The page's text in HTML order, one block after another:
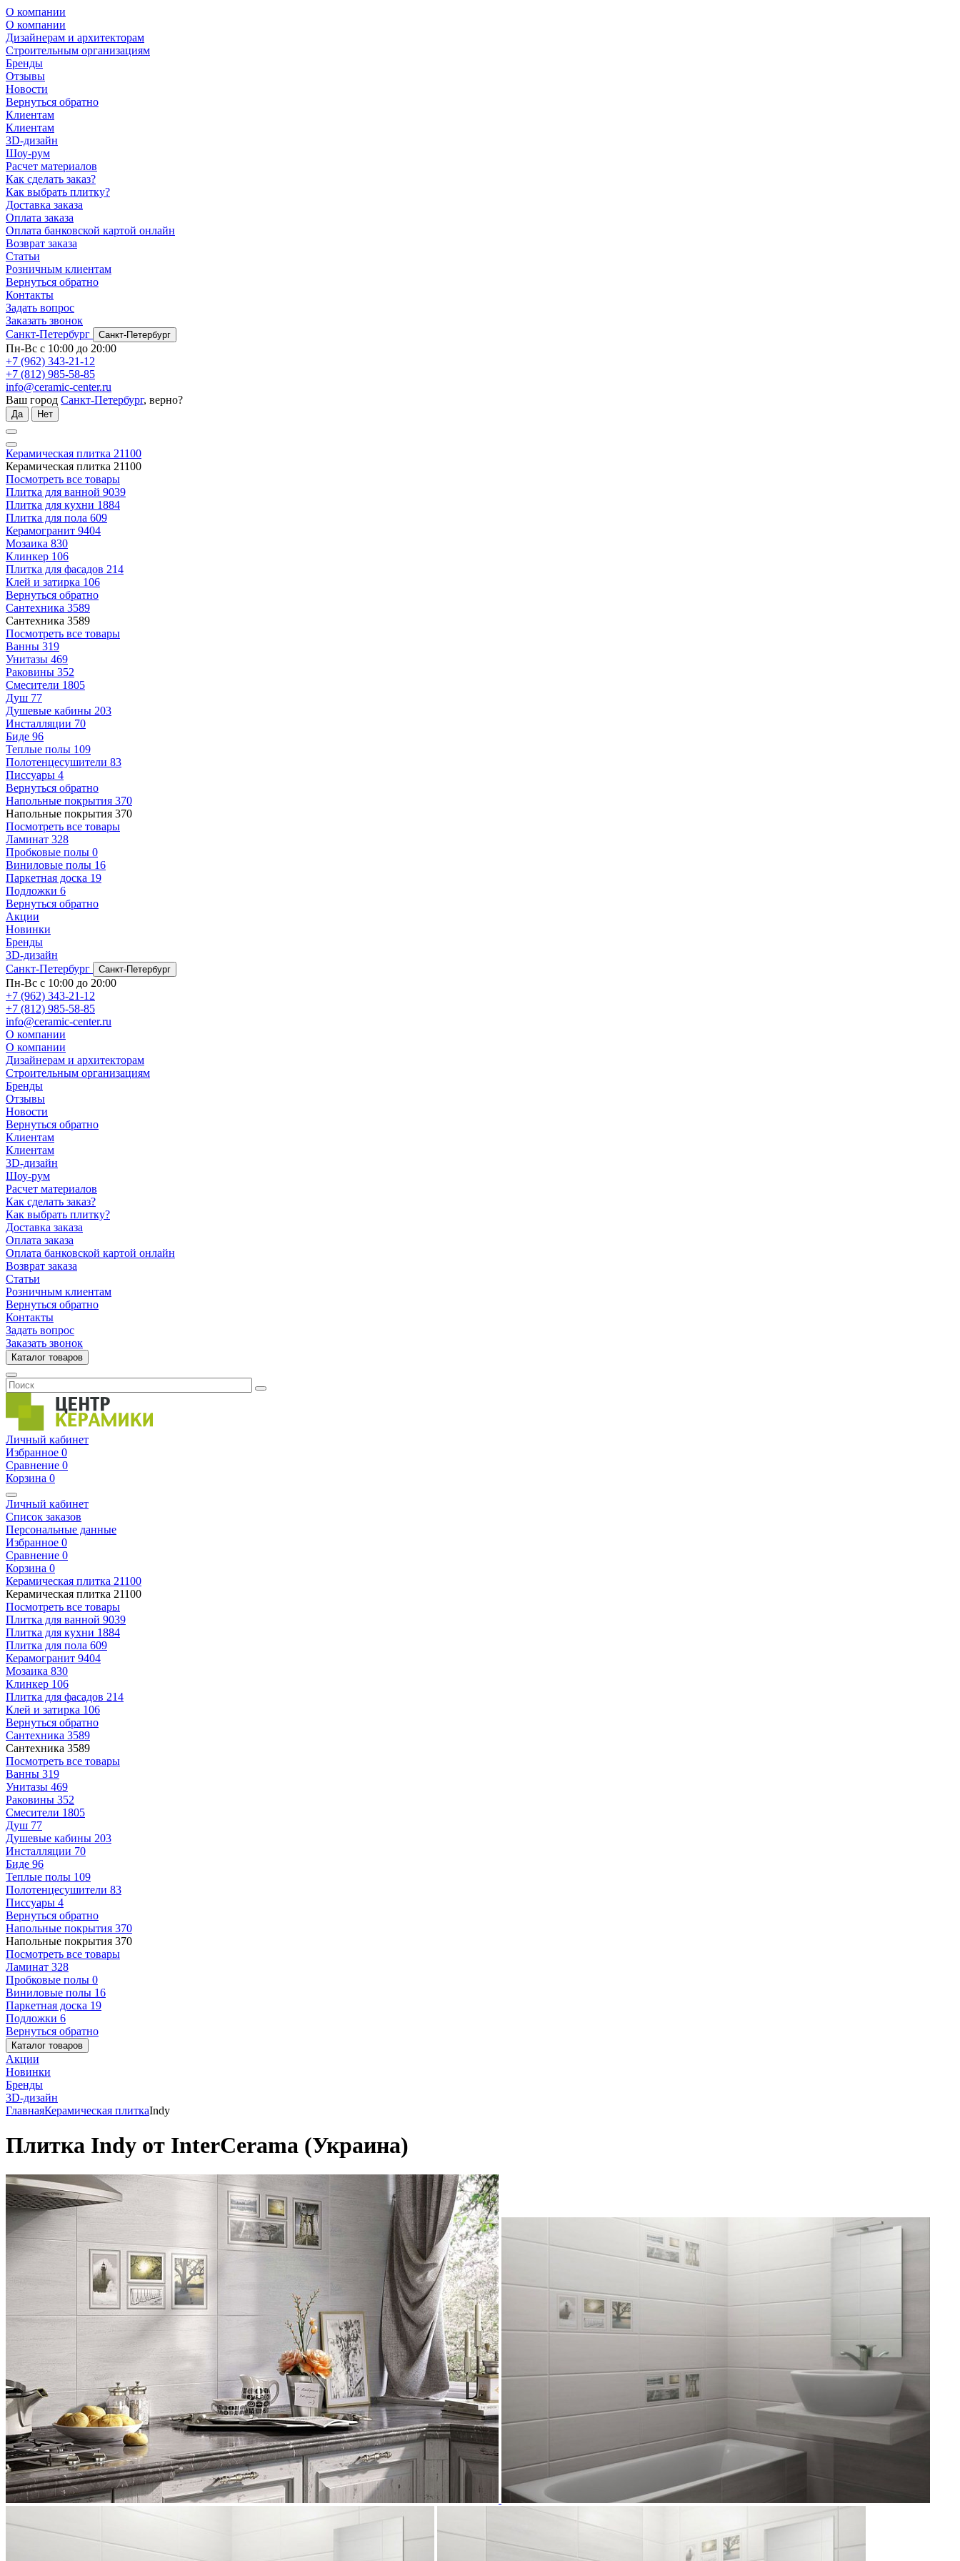
О компании
О компании
Дизайнерам и архитекторам
Строительным организациям
Бренды
Отзывы
Новости
Вернуться обратно
Клиентам
Клиентам
3D-дизайн
Шоу-рум
Расчет материалов
Как сделать заказ?
Как выбрать плитку?
Доставка заказа
Оплата заказа
Оплата банковской картой онлайн
Возврат заказа
Статьи
Розничным клиентам
Вернуться обратно
Контакты
Задать вопрос
Заказать звонок
Санкт-Петербург
Санкт-Петербург
Пн-Вс с 10:00 до 20:00
+7 (962) 343-21-12
+7 (812) 985-58-85
info@ceramic-center.ru
Ваш город Санкт-Петербург, верно?
Да Нет
Керамическая плитка 21100
Керамическая плитка 21100
Посмотреть все товары
Плитка для ванной 9039
Плитка для кухни 1884
Плитка для пола 609
Керамогранит 9404
Мозаика 830
Клинкер 106
Плитка для фасадов 214
Клей и затирка 106
Вернуться обратно
Сантехника 3589
Сантехника 3589
Посмотреть все товары
Ванны 319
Унитазы 469
Раковины 352
Смесители 1805
Душ 77
Душевые кабины 203
Инсталляции 70
Биде 96
Теплые полы 109
Полотенцесушители 83
Писсуары 4
Вернуться обратно
Напольные покрытия 370
Напольные покрытия 370
Посмотреть все товары
Ламинат 328
Пробковые полы 0
Виниловые полы 16
Паркетная доска 19
Подложки 6
Вернуться обратно
Акции
Новинки
Бренды
3D-дизайн
Санкт-Петербург
Санкт-Петербург
Пн-Вс с 10:00 до 20:00
+7 (962) 343-21-12
+7 (812) 985-58-85
info@ceramic-center.ru
О компании
О компании
Дизайнерам и архитекторам
Строительным организациям
Бренды
Отзывы
Новости
Вернуться обратно
Клиентам
Клиентам
3D-дизайн
Шоу-рум
Расчет материалов
Как сделать заказ?
Как выбрать плитку?
Доставка заказа
Оплата заказа
Оплата банковской картой онлайн
Возврат заказа
Статьи
Розничным клиентам
Вернуться обратно
Контакты
Задать вопрос
Заказать звонок
Каталог товаров
Личный кабинет
Избранное 0
Сравнение 0
Корзина 0
Личный кабинет
Список заказов
Персональные данные
Избранное 0
Сравнение 0
Корзина 0
Керамическая плитка 21100
Керамическая плитка 21100
Посмотреть все товары
Плитка для ванной 9039
Плитка для кухни 1884
Плитка для пола 609
Керамогранит 9404
Мозаика 830
Клинкер 106
Плитка для фасадов 214
Клей и затирка 106
Вернуться обратно
Сантехника 3589
Сантехника 3589
Посмотреть все товары
Ванны 319
Унитазы 469
Раковины 352
Смесители 1805
Душ 77
Душевые кабины 203
Инсталляции 70
Биде 96
Теплые полы 109
Полотенцесушители 83
Писсуары 4
Вернуться обратно
Напольные покрытия 370
Напольные покрытия 370
Посмотреть все товары
Ламинат 328
Пробковые полы 0
Виниловые полы 16
Паркетная доска 19
Подложки 6
Вернуться обратно
Каталог товаров
Акции
Новинки
Бренды
3D-дизайн
ГлавнаяКерамическая плиткаIndy
Плитка Indy от InterCerama (Украина)